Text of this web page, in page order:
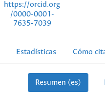
https://orcid.org
/0000-0001-
7635-7039
Estadísticas Cómo
Resumen (es)